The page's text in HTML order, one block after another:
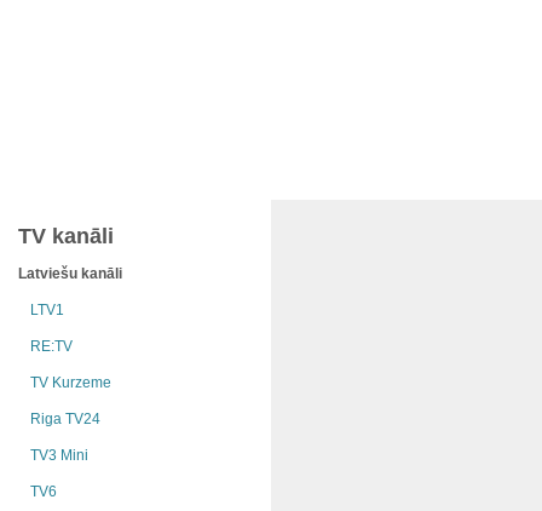
TV kanāli
Latviešu kanāli
LTV1
RE:TV
TV Kurzeme
Riga TV24
TV3 Mini
TV6